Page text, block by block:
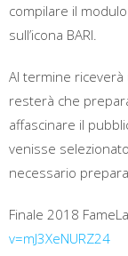
compilare il
sull’icona BARI.
Al termine
resterà che
affascinare il
venisse
necessario
Finale 2018
v=mJ3XeNURZ24